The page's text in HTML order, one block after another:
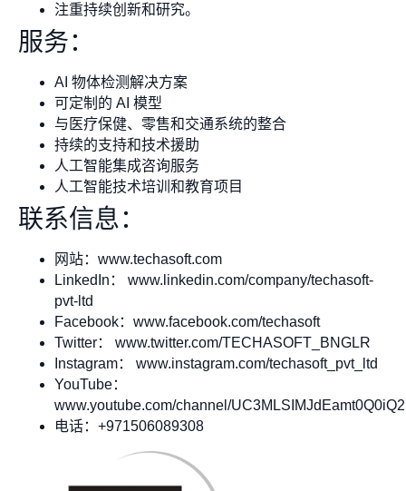
注重持续创新和研究。
服务：
AI 物体检测解决方案
可定制的 AI 模型
与医疗保健、零售和交通系统的整合
持续的支持和技术援助
人工智能集成咨询服务
人工智能技术培训和教育项目
联系信息：
网站：www.techasoft.com
LinkedIn： www.linkedin.com/company/techasoft-
pvt-ltd
Facebook：www.facebook.com/techasoft
Twitter： www.twitter.com/TECHASOFT_BNGLR
Instagram： www.instagram.com/techasoft_pvt_ltd
YouTube：
www.youtube.com/channel/
电话：+971506089308